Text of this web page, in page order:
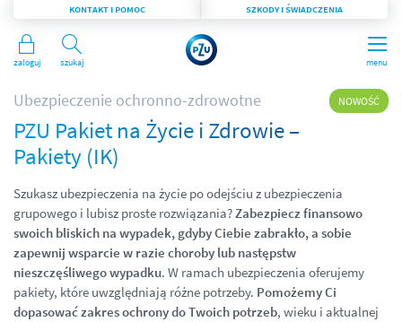
menu
Szukaj
KONTAKT I POMOC SZKODY I ŚWIADCZENIA
Zaloguj
Ubezpieczenie ochronno-zdrowotne
PZU Pakiet na Życie i Zdrowie –
Pakiety (IK)
Szukasz ubezpieczenia na życie po odejściu z ubezpieczenia
grupowego i lubisz proste rozwiązania?Zabezpiecz finansowo
swoich bliskich na wypadek, gdyby Ciebie zabrakło, a sobie
zapewnij wsparcie w razie choroby lub następstw
nieszczęśliwego wypadku. W ramach ubezpieczenia oferujemy
pakiety, które uwzględniają różne potrzeby. Pomożemy Ci
dopasować zakres ochrony do Twoich potrzeb, wieku i aktualnej
NOWOŚĆ